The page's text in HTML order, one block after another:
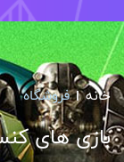
خانه فروشگاه
بازی های